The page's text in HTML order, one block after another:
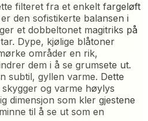
filteret fra et enkelt fargeløft
den sofistikerte balansen i
et dobbeltonet magitriks på
Dype, kjølige blåtoner
områder en rik,
dem i å se grumsete ut.
subtil, gyllen varme. Dette
og varme høylys
dimensjon som kler gjestene
til å se ut som en